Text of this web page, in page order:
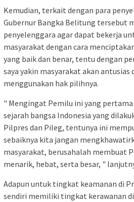
Kemudian, terkait dengan para
Gubernur Bangka Belitung tersebut
penyelenggara agar dapat bekerja
masyarakat dengan cara
yang baik dan benar, tentu dengan
saya yakin masyarakat akan antusias
menggunakan hak pilihnya.
" Mengingat Pemilu ini yang
sejarah bangsa Indonesia yang
Pilpres dan Pileg, tentunya ini
sebaiknya kita jangan
masyarakat, berusahalah membuat
menarik, hebat, serta besar, "
Adapun untuk tingkat keamanan di
sendiri memiliki tingkat kerawanan